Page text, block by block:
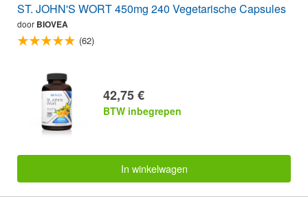
ST. JOHN'S WORT 450mg 240 Vegetarische Capsules
door BIOVEA
(62)
42,75 €
BTW inbegrepen
In winkelwagen